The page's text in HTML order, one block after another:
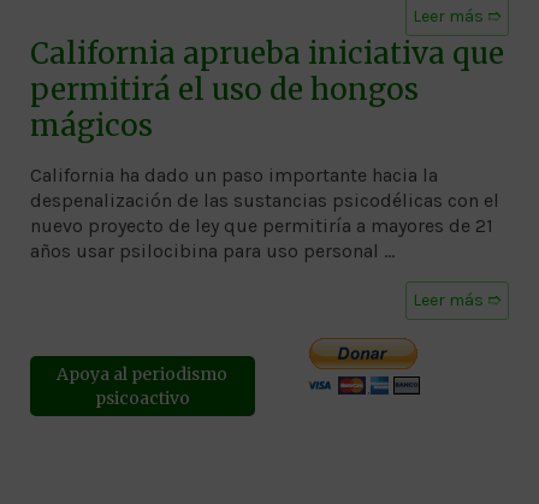
Leer más ➱
California aprueba iniciativa que
permitirá el uso de hongos
mágicos
California ha dado un paso importante hacia la
despenalización de las sustancias psicodélicas con el
nuevo proyecto de ley que permitiría a mayores de 21
años usar psilocibina para uso personal …
Leer más ➱
Apoya al periodismo
psicoactivo